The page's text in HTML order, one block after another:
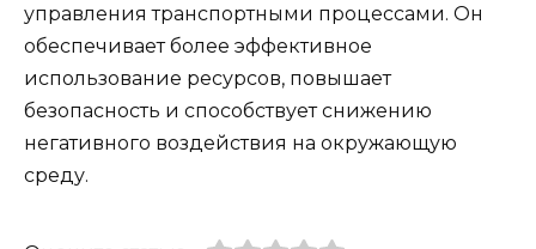
управления транспортными процессами. Он
обеспечивает более эффективное
использование ресурсов, повышает
безопасность и способствует снижению
негативного воздействия на окружающую
среду.